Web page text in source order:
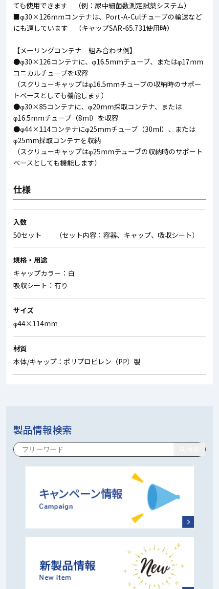
ても使用できます （例：尿中細菌数測定試薬システム）
■φ30×126mmコンテナは、Port-A-Culチューブの輸送など
にも適しています （キャップSAR-65.731使用時）
【メーリングコンテナ 組み合わせ例】
●φ30×126コンテナに、φ16.5mmチューブ、またはφ17mm
コニカルチューブを収容
（スクリューキャップはφ16.5mmチューブの収納時のサポー
トベースとしても機能します）
●φ30×85コンテナに、φ20mm採取コンテナ、または
φ16.5mmチューブ（8ml）を収容
●φ44×114コンテナにφ25mmチューブ（30ml）、または
φ25mm採取コンテナを収納
（スクリューキャップはφ25mmチューブの収納時のサポート
ベースとしても機能します）
仕様
入数
50セット （セット内容：容器、キャップ、吸収シート）
規格・用途
キャップカラー：白
吸収シート：有り
サイズ
φ44×114mm
材質
本体/キャップ：ポリプロピレン（PP）製
製品情報検索